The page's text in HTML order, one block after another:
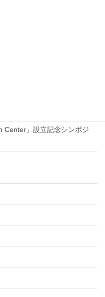
Center」設立記念シンポジ